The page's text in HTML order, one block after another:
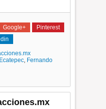
Google+
Pinterest
Ecatepec, Fernando